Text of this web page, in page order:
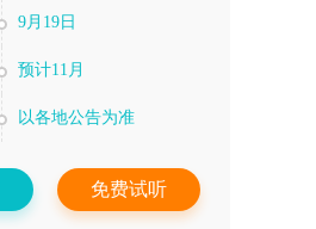
9月19日
预计11月
以各地公告为准
免费试听